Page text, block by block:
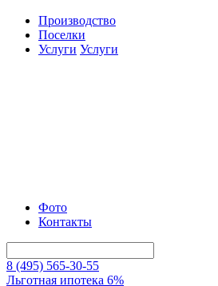
Производство
Поселки
Услуги Услуги
Фото
Контакты
8 (495) 565-30-55
Льготная ипотека 6%